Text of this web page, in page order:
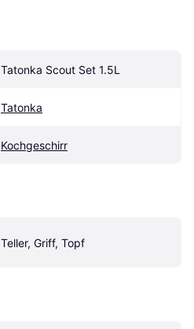
Tatonka Scout Set 1.5L
Tatonka
Kochgeschirr
Teller, Griff, Topf